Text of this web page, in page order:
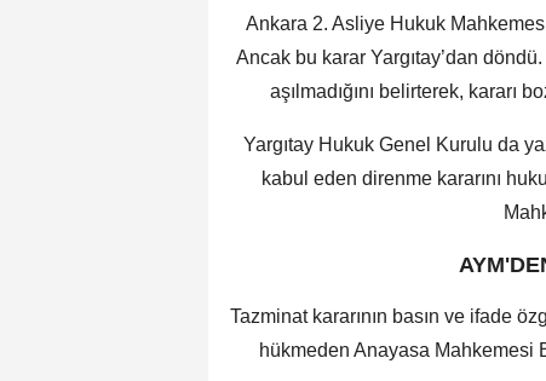
Ankara 2. Asliye Hukuk
Ancak bu karar Yargıtay’dan döndü.
aşılmadığını belirterek, kararı
Yargıtay Hukuk Genel Kurulu da
kabul eden direnme kararını
Tazminat kararının basın ve ifade
hükmeden Anayasa Mahkemesi